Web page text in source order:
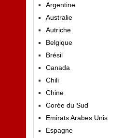
Argentine
Australie
Autriche
Belgique
Brésil
Canada
Chili
Chine
Corée du Sud
Emirats Arabes Unis
Espagne